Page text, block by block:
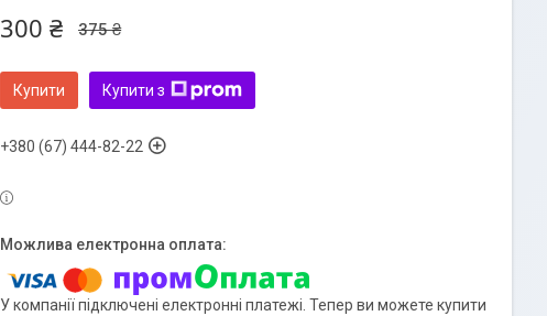
375 ₴
300 ₴
Купити Купити з
+380 (67) 444-82-22
У компанії підключені електронні платежі. Тепер ви можете купити